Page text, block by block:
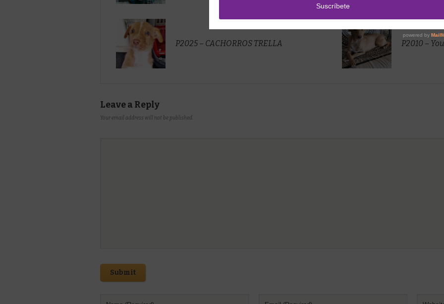
P2025 – CACHORROS TRELLA P2010 –
Leave a Reply
Your email address will not be published.
Submit